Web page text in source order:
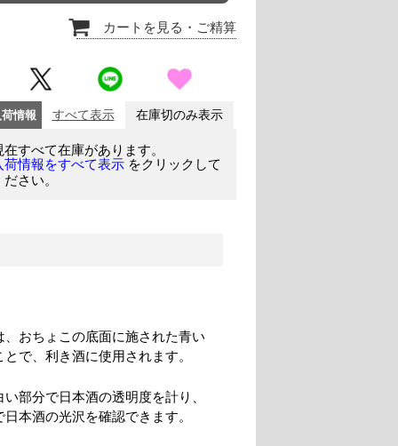
カートを見る ・ご精算
情報 すべて表示 在庫切のみ表示
在すべて在庫があります。
荷情報をすべて表示 をクリックして
ださい。
、おちょこの底面に施された青い
で、利き酒に使用されます。
部分で日本酒の透明度を計り、
本酒の光沢を確認できます。